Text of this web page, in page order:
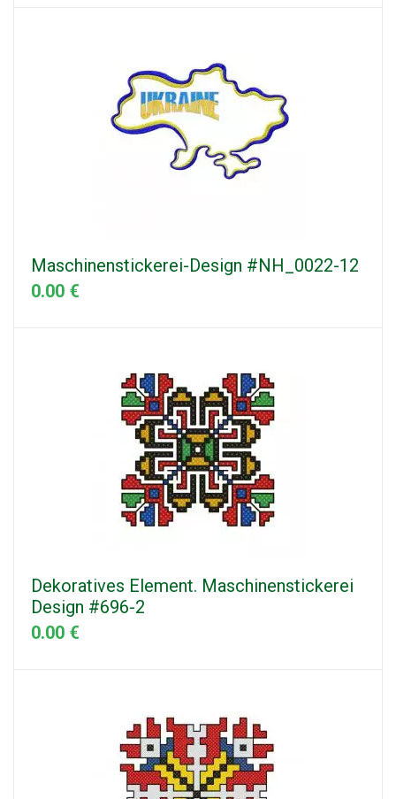
Maschinenstickerei-Design #NH_0022-12
0.00 €
Dekoratives Element. Maschinenstickerei
Design #696-2
0.00 €